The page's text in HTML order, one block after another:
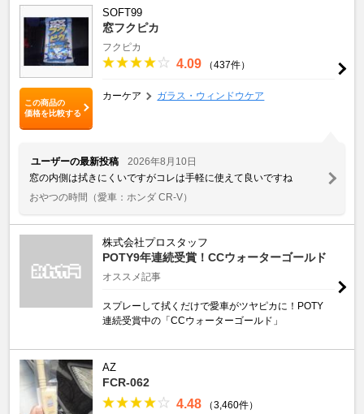
この商品の
価格を比較する
SOFT99
窓フクピカ
フクピカ
4.09 （437件）
カーケア ガラス・ウィンドウケア
ユーザーの最新投稿
2026年8月10日
窓の内側は拭きにくいですがコレは手軽に使えて良いですね
おやつの時間 （愛車：ホンダ CR-V）
株式会社プロスタッフ
POTY9年連続受賞！CCウォーターゴールド
オススメ記事
スプレーして拭くだけで愛車がツヤピカに！POTY
連続受賞中の「CCウォーターゴールド」
AZ
FCR-062
4.48
（3,460件）